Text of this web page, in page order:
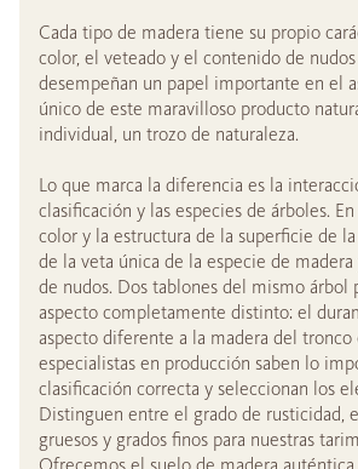
Cada tipo de madera tiene su propio
color, el veteado y el contenido de
desempeñan un papel importante en el
único de este maravilloso producto
individual, un trozo de naturaleza.
Lo que marca la diferencia es la
clasificación y las especies de árboles.
color y la estructura de la superficie de
de la veta única de la especie de
de nudos. Dos tablones del mismo árbol
aspecto completamente distinto: el
aspecto diferente a la madera del tronco
especialistas en producción saben lo
clasificación correcta y seleccionan los
Distinguen entre el grado de rusticidad,
gruesos y grados finos para nuestras